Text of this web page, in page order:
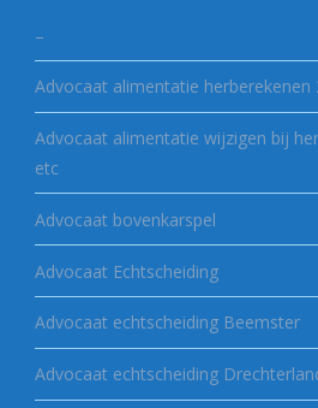
–
Advocaat alimentatie herberekenen
Advocaat alimentatie wijzigen bij
etc
Advocaat bovenkarspel
Advocaat Echtscheiding
Advocaat echtscheiding Beemster
Advocaat echtscheiding